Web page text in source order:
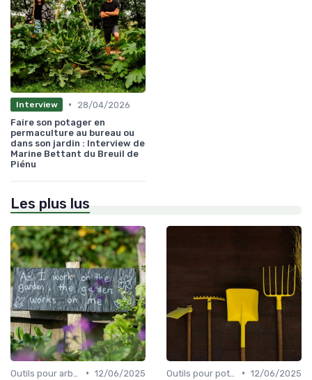
Interview •
28/04/2026
Faire son potager en
permaculture au bureau ou
dans son jardin : Interview de
Marine Bettant du Breuil de
Piénu
Les plus lus
• 12/06/2025 • 12/06/2025